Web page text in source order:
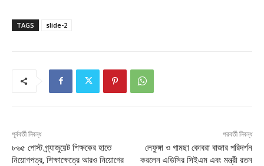
TAGS slide-2
পূর্ববর্তী নিবন্ধ
৮৬৫ পোস্ট গ্র্যাজুয়েট শিক্ষকের হাতে
নিয়োগপত্র, শিক্ষাক্ষেত্রে আরও নিয়োগের
পরবর্তী নিবন্ধ
লেফুঙ্গা ও গামছা কোবরা বাজার পরিদর্শন
করলেন এডিসির সিইএম এবং মন্ত্রী রতন